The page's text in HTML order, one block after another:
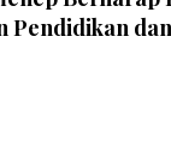
Pendidikan